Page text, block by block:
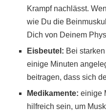
Krampf nachlässt.
wie Du die
Dich von Deinem
Eisbeutel: Bei
einige Minuten
beitragen, dass sich
Medikamente: einige
hilfreich sein, um